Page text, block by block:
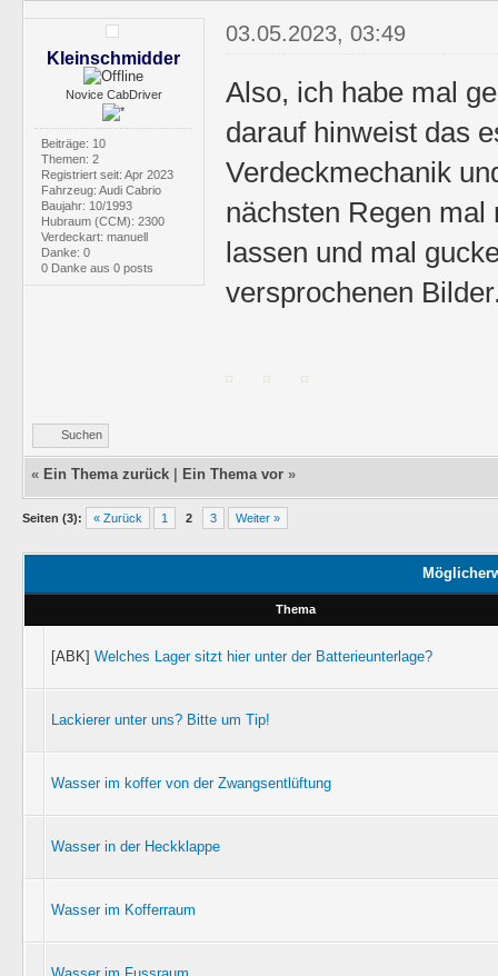
Kleinschmidder
Novice CabDriver
Beiträge: 10
Themen: 2
Registriert seit: Apr 2023
Fahrzeug: Audi Cabrio
Baujahr: 10/1993
Hubraum (CCM): 2300
Verdeckart: manuell
Danke: 0
0 Danke aus 0 posts
03.05.2023, 03:49
Also, ich habe mal
darauf hinweist das
Verdeckmechanik
nächsten Regen
lassen und mal
versprochenen
Suchen
« Ein Thema zurück Ein Thema vor »
Seiten (3): « Zurück 1 2 3 Weiter »
Thema
[ABK] Welches Lager sitzt hier unter der Batterieunterlage?
Lackierer unter uns? Bitte um Tip!
Wasser im koffer von der Zwangsentlüftung
Wasser in der Heckklappe
Wasser im Kofferraum